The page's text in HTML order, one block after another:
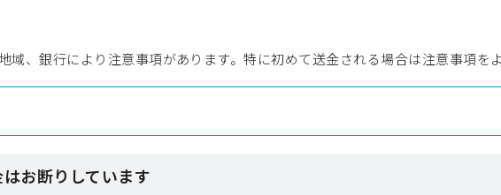
域、銀行により注意事項があります。特に初めて送金される場合は注意事項を
お断りしています